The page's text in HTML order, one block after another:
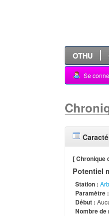
OTHU
Se
[ Chronique
Potentiel
Station :
Paramètre :
Début :
Nombre de